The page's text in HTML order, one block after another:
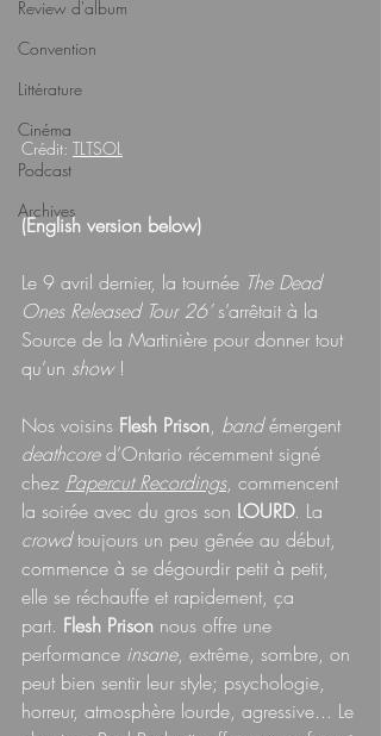
Review d'album
Convention
Littérature
Cinéma
Podcast
Archives
Crédit: TLTSOL
(English version below)
Le 9 avril dernier, la tournée The Dead
Ones Released Tour 26’ s’arrêtait à la
Source de la Martinière pour donner tout
qu’un show !
Nos voisins Flesh Prison, band émergent
deathcore d’Ontario récemment signé
chez Papercut Recordings, commencent
la soirée avec du gros son LOURD. La
crowd toujours un peu gênée au début,
commence à se dégourdir petit à petit,
elle se réchauffe et rapidement, ça
part. Flesh Prison nous offre une
performance insane, extrême, sombre, on
peut bien sentir leur style; psychologie,
horreur, atmosphère lourde, agressive... Le